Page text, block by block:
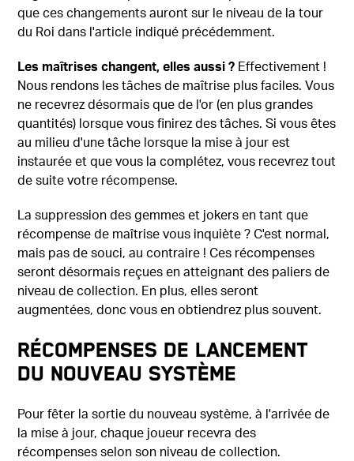
que ces changements auront sur le niveau de la tour
du Roi dans l'article indiqué précédemment.
Les maîtrises changent, elles aussi ? Effectivement !
Nous rendons les tâches de maîtrise plus faciles. Vous
ne recevrez désormais que de l'or (en plus grandes
quantités) lorsque vous finirez des tâches. Si vous êtes
au milieu d'une tâche lorsque la mise à jour est
instaurée et que vous la complétez, vous recevrez tout
de suite votre récompense.
La suppression des gemmes et jokers en tant que
récompense de maîtrise vous inquiète ? C'est normal,
mais pas de souci, au contraire ! Ces récompenses
seront désormais reçues en atteignant des paliers de
niveau de collection. En plus, elles seront
augmentées, donc vous en obtiendrez plus souvent.
Récompenses de lancement
du nouveau système
Pour fêter la sortie du nouveau système, à l'arrivée de
la mise à jour, chaque joueur recevra des
récompenses selon son niveau de collection.